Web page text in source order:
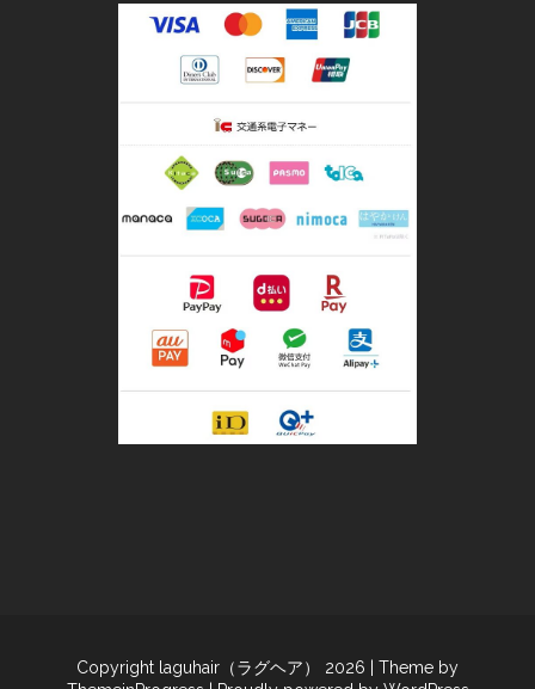
Copyright laguhair（ラグヘア） 2026
| Theme by